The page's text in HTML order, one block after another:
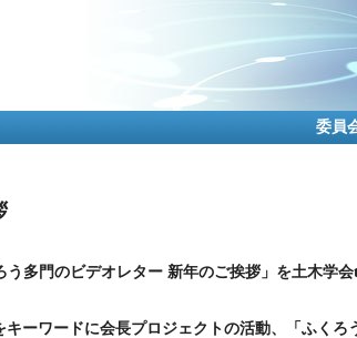
委員
多門のビデオレター 新年のご挨拶」を土木学会
ーワードに会長プロジェクトの活動、「ふくろ